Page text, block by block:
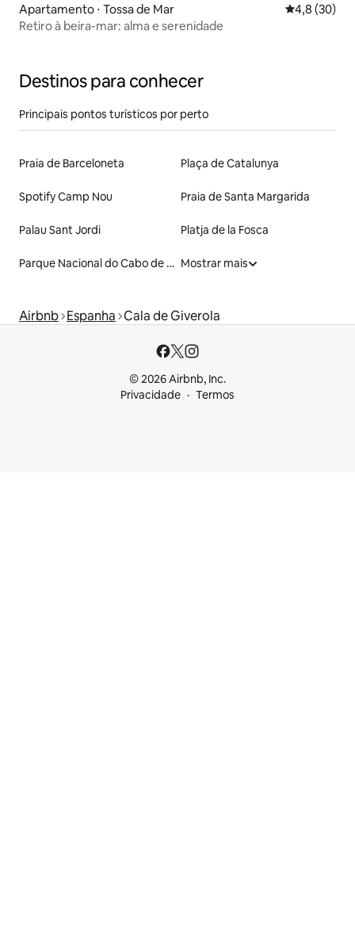
Apartamento ⋅ Tossa de Mar 4,8 de uma
4,8 (30)
Retiro à beira-mar: alma e serenidade
Destinos para conhecer
Principais pontos turísticos por perto
Praia de Barceloneta Plaça de Catalunya
Spotify Camp Nou Praia de Santa Margarida
Palau Sant Jordi Platja de la Fosca
Parque Nacional do Cabo de Creus Mostrar mais
Airbnb Espanha Cala de Giverola
© 2026 Airbnb, Inc.
Privacidade
Termos